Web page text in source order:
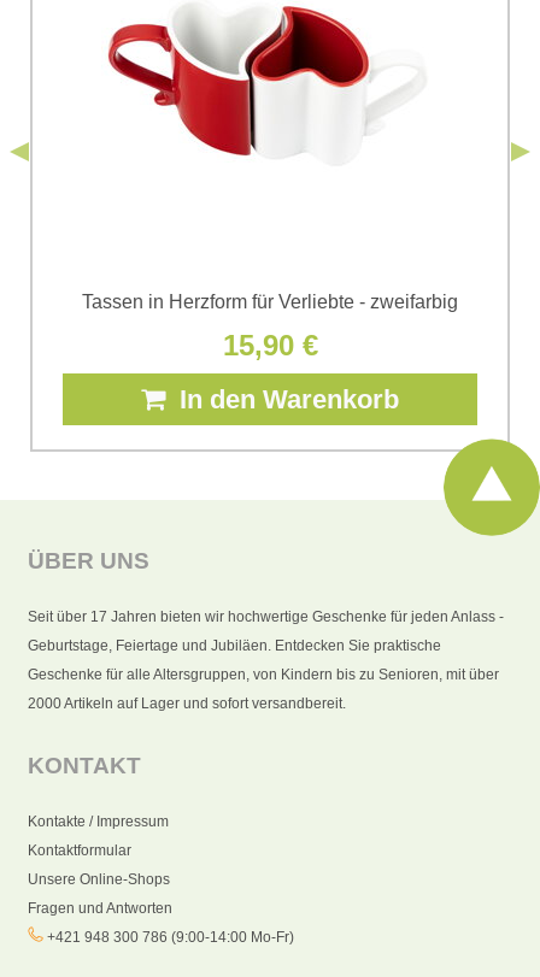
personenbezogenen Daten zum Zwecke der Absendung
einverstanden. Ich habe die
Datenschutzbedingungen
Bomba s.r.o. zur Kenntnis genommen.*
(Erforderlich)
Tassen in Herzform für Verliebte - zweifarbig
15,90 €
In den Warenkorb
ÜBER UNS
Seit über 17 Jahren bieten wir hochwertige Geschenke für jeden Anlass -
Geburtstage, Feiertage und Jubiläen. Entdecken Sie praktische
Geschenke für alle Altersgruppen, von Kindern bis zu Senioren, mit über
2000 Artikeln auf Lager und sofort versandbereit.
KONTAKT
Kontakte / Impressum
Kontaktformular
Unsere Online-Shops
Fragen und Antworten
+421 948 300 786 (9:00-14:00 Mo-Fr)